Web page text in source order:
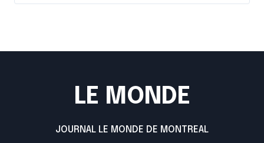
LE MONDE
JOURNAL LE MONDE DE MONTREAL